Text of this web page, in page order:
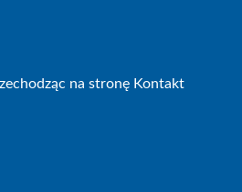
na stronę Kontakt